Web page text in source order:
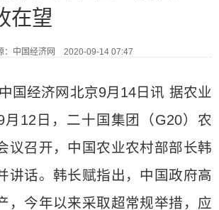
在望
：中国经济网 2020-09-14 07:47
国经济网北京9月14日讯 据农业
月12日，二十国集团（G20）农
议召开，中国农业农村部部长韩
讲话。韩长赋指出，中国政府高
，今年以来采取超常规举措，应